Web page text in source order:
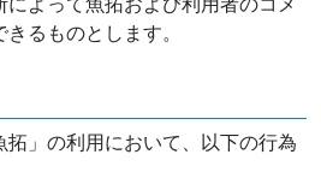
よって魚拓および利用者のコメ
るものとします。
」の利用において、以下の行為